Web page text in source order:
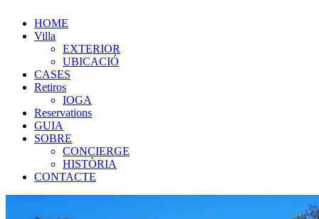
HOME
Villa
EXTERIOR
UBICACIÓ
CASES
Retiros
IOGA
Reservations
GUIA
SOBRE
CONCIERGE
HISTÒRIA
CONTACTE